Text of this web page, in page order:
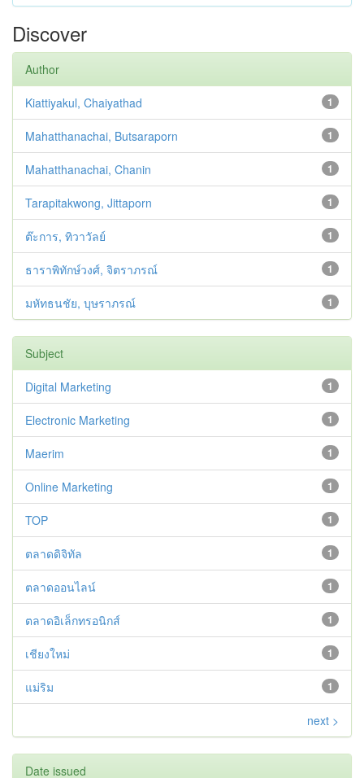
Discover
Author
1
Kiattiyakul, Chaiyathad
1
Mahatthanachai, Butsaraporn
1
Mahatthanachai, Chanin
1
Tarapitakwong, Jittaporn
1
ต๊ะการ, ทิวาวัลย์
1
ธาราพิทักษ์วงศ์, จิตราภรณ์
1
มหัทธนชัย, บุษราภรณ์
Subject
1
Digital Marketing
1
Electronic Marketing
1
Maerim
1
Online Marketing
1
TOP
1
ตลาดดิจิทัล
1
ตลาดออนไลน์
1
ตลาดอิเล็กทรอนิกส์
1
เชียงใหม่
1
แม่ริม
next >
Date issued